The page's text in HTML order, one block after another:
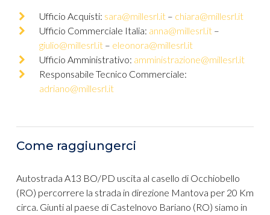
Ufficio Acquisti: sara@millesrl.it– chiara@millesrl.it
Ufficio Commerciale Italia: anna@millesrl.it–
giulio@millesrl.it– eleonora@millesrl.it
Ufficio Amministrativo: amministrazione@millesrl.it
Responsabile Tecnico Commerciale:
adriano@millesrl.it
Come raggiungerci
Autostrada A13 BO/PD uscita al casello di Occhiobello
(RO) percorrere la strada in direzione Mantova per 20 Km
circa. Giunti al paese di Castelnovo Bariano (RO) siamo in